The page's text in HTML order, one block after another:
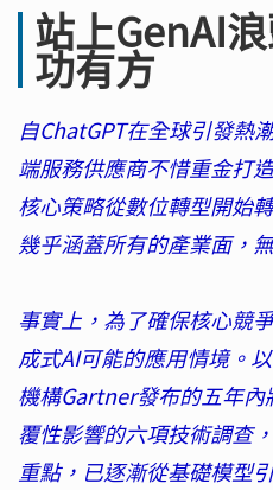
站上GenAI
功有方
自ChatGPT在全球引發熱
端服務供應商不惜重金打
核心策略從數位轉型開始
幾乎涵蓋所有的產業面，
事實上，為了確保核心競
成式AI可能的應用情境。
機構Gartner發布的五年
覆性影響的六項技術調查
重點，已逐漸從基礎模型